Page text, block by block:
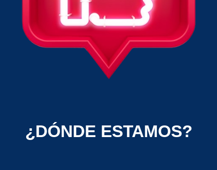
¿DÓNDE ESTAMOS?